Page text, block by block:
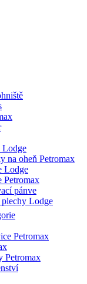
Lodge
na oheň Petromax
Lodge
Petromax
pánve
Lodge
Petromax
Petromax